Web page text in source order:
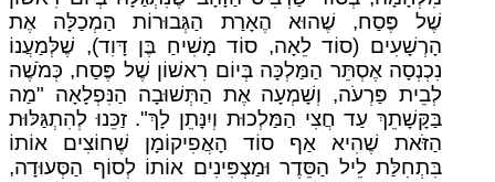
שֶׁל פֶּסַח, שֶׁהוּא הֶאָרַת הַגְּבוּרוֹת הַמְכַלָּה אֶת
הָרְשָׁעִים (סוֹד לֵאָה, סוֹד מָשִׁיחַ בֶּן דָּוִד), שֶׁלְּמַעֲנוֹ
נִכְנְסָה אֶסְתֵּר הַמַּלְכָּה בְּיוֹם רִאשׁוֹן שֶׁל פֶּסַח, כְּמֹשֶׁה
לְבֵית פַּרְעֹה, וְשָׁמְעָה אֶת הַתְּשׁוּבָה הַנִּפְלָאָה "מַה
בַּקָּשָׁתֵךְ עַד חֲצִי הַמַּלְכוּת וְיִנָּתֵן לָךְ". זַכֵּנוּ לְהִתְגַּלּוּת
הַזֹּאת שֶׁהִיא אַף סוֹד הָאֲפִיקוֹמָן שֶׁחוֹצִים אוֹתוֹ
בִּתְחִלַּת לֵיל הַסֵּדֶר וּמַצְפִּינִים אוֹתוֹ לְסוֹף הַסְּעוּדָה,